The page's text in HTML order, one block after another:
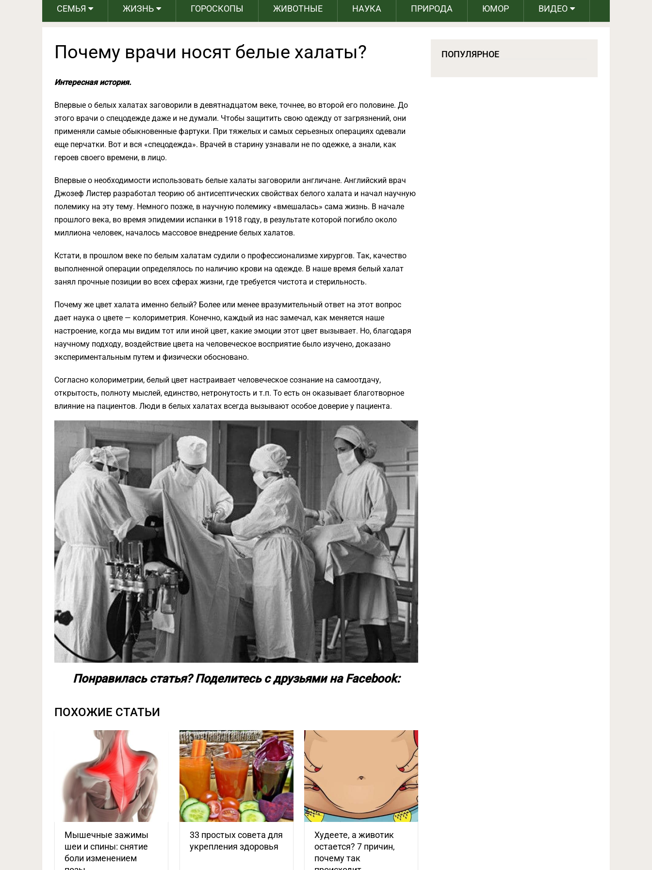
СЕМЬЯ ЖИЗНЬ ГОРОСКОПЫ ЖИВОТНЫЕ НАУКА ПРИРОДА ЮМОР ВИДЕО
Почему врачи носят белые халаты?
Интересная история.
Впервые о белых халатах заговорили в девятнадцатом веке, точнее, во второй его половине. До
этого врачи о спецодежде даже и не думали. Чтобы защитить свою одежду от загрязнений, они
применяли самые обыкновенные фартуки. При тяжелых и самых серьезных операциях одевали
еще перчатки. Вот и вся «спецодежда». Врачей в старину узнавали не по одежке, а знали, как
героев своего времени, в лицо.
Впервые о необходимости использовать белые халаты заговорили англичане. Английский врач
Джозеф Листер разработал теорию об антисептических свойствах белого халата и начал научную
полемику на эту тему. Немного позже, в научную полемику «вмешалась» сама жизнь. В начале
прошлого века, во время эпидемии испанки в 1918 году, в результате которой погибло около
миллиона человек, началось массовое внедрение белых халатов.
Кстати, в прошлом веке по белым халатам судили о профессионализме хирургов. Так, качество
выполненной операции определялось по наличию крови на одежде. В наше время белый халат
занял прочные позиции во всех сферах жизни, где требуется чистота и стерильность.
Почему же цвет халата именно белый? Более или менее вразумительный ответ на этот вопрос
дает наука о цвете — колориметрия. Конечно, каждый из нас замечал, как меняется наше
настроение, когда мы видим тот или иной цвет, какие эмоции этот цвет вызывает. Но, благодаря
научному подходу, воздействие цвета на человеческое восприятие было изучено, доказано
экспериментальным путем и физически обосновано.
Согласно колориметрии, белый цвет настраивает человеческое сознание на самоотдачу,
открытость, полноту мыслей, единство, нетронутость и т.п. То есть он оказывает благотворное
влияние на пациентов. Люди в белых халатах всегда вызывают особое доверие у пациента.
Понравилась статья? Поделитесь с друзьями на Facebook:
ПОХОЖИЕ СТАТЬИ
Мышечные зажимы
шеи и спины: снятие
боли изменением
33 простых совета для
укрепления здоровья
Худеете, а животик
остается? 7 причин,
почему так
ПОПУЛЯРНОЕ